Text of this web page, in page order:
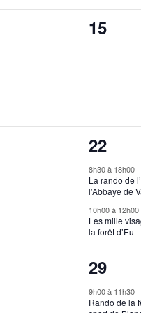
0
15
2
22
8h30à 18h00
La rando de
l’Abbaye de
10h00à 12h00
Les mille
la forêt d’Eu
2
29
9h00à 11h30
Rando de la